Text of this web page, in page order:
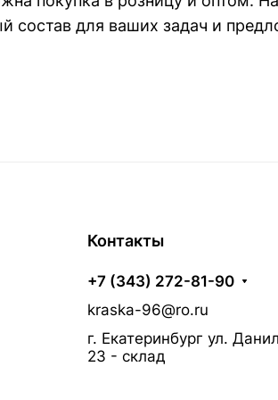
состав для ваших задач и
Контакты
+7 (343) 272-81-90
kraska-96@ro.ru
г. Екатеринбург ул.
23 - склад